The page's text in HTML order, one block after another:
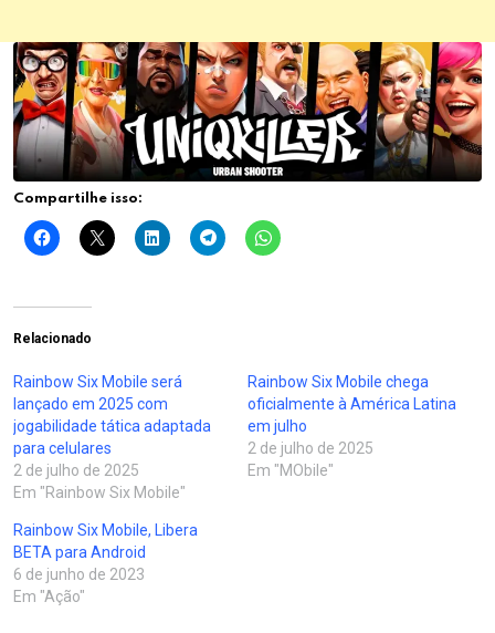
Compartilhe isso:
Relacionado
Rainbow Six Mobile será
lançado em 2025 com
jogabilidade tática adaptada
para celulares
2 de julho de 2025
Em "Rainbow Six Mobile"
Rainbow Six Mobile chega
oficialmente à América Latina
em julho
2 de julho de 2025
Em "MObile"
Rainbow Six Mobile, Libera
BETA para Android
6 de junho de 2023
Em "Ação"